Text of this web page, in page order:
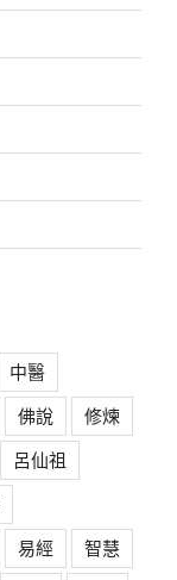
中醫
佛說
修煉
呂仙祖
易經
智慧